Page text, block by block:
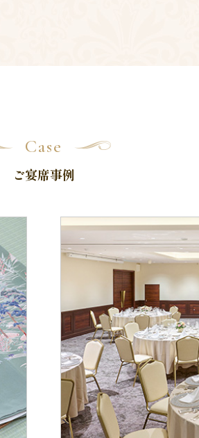
Case
ご宴席事例